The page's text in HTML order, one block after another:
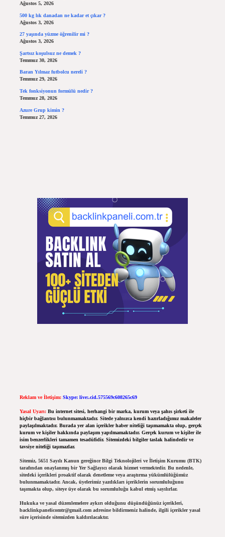
Ağustos 5, 2026
500 kg lık danadan ne kadar et çıkar ?
Ağustos 3, 2026
27 yaşında yüzme öğrenilir mi ?
Ağustos 3, 2026
Şartsız koşulsuz ne demek ?
Temmuz 30, 2026
Baran Yılmaz futbolcu nereli ?
Temmuz 29, 2026
Tek fonksiyonun formülü nedir ?
Temmuz 28, 2026
Azure Grup kimin ?
Temmuz 27, 2026
Reklam ve İletişim: Skype: live:.cid.575569c608265c69
Yasal Uyarı: Bu internet sitesi, herhangi bir marka, kurum veya şahıs şirketi ile
hiçbir bağlantısı bulunmamaktadır. Sitede yalnızca kendi hazırladığımız makaleler
paylaşılmaktadır. Burada yer alan içerikler haber niteliği taşımamakta olup, gerçek
kurum ve kişiler hakkında paylaşım yapılmamaktadır. Gerçek kurum ve kişiler ile
isim benzerlikleri tamamen tesadüfidir. Sitemizdeki bilgiler taslak halindedir ve
tavsiye niteliği taşımazlar.
Sitemiz, 5651 Sayılı Kanun gereğince Bilgi Teknolojileri ve İletişim Kurumu (BTK)
tarafından onaylanmış bir Yer Sağlayıcı olarak hizmet vermektedir. Bu nedenle,
sitedeki içerikleri proaktif olarak denetleme veya araştırma yükümlülüğümüz
bulunmamaktadır. Ancak, üyelerimiz yazdıkları içeriklerin sorumluluğunu
taşımakta olup, siteye üye olarak bu sorumluluğu kabul etmiş sayılırlar.
Hukuka ve yasal düzenlemelere aykırı olduğunu düşündüğünüz içerikleri,
backlinkpanelicomtr@gmail.comadresine bildirmeniz halinde, ilgili içerikler yasal
süre içerisinde sitemizden kaldırılacaktır.